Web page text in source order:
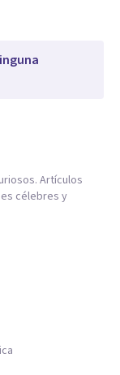
Artículos
célebres y